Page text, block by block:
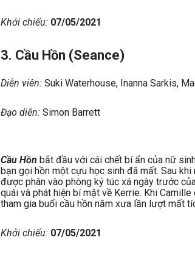
Khởi chiếu: 07/05/2021
3. Cầu Hồn (Seance)
Diễn viên: Suki Waterhouse, Inanna Sarkis,
Đạo diễn: Simon Barrett
Cầu Hồn bắt đầu với cái chết bí ẩn của nữ
bạn gọi hồn một cựu học sinh đã mất. Sau
được phân vào phòng ký túc xá ngày trước
quái và phát hiện bí mật về Kerrie. Khi
tham gia buổi cầu hồn năm xưa lần lượt mất
Khởi chiếu: 07/05/2021